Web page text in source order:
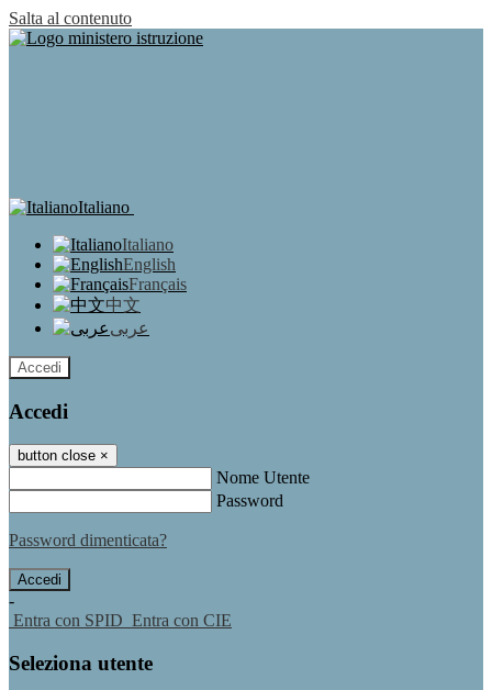
Salta al contenuto
Italiano
Italiano
English
Français
中文
عربى
Accedi
Accedi
button close ×
Nome Utente
Password
Password dimenticata?
-
Entra con SPID Entra con CIE
Seleziona utente